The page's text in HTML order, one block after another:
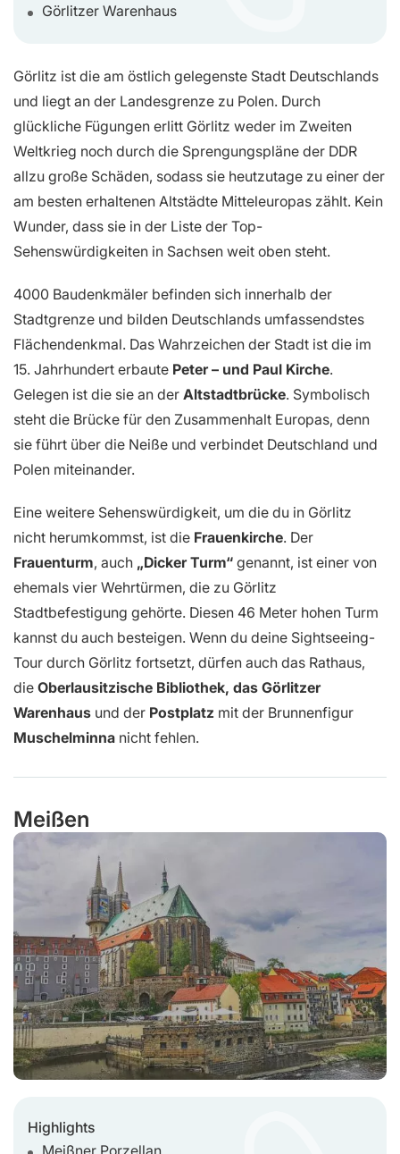
Görlitzer Warenhaus
Görlitz ist die am östlich gelegenste Stadt Deutschlands
und liegt an der Landesgrenze zu Polen. Durch
glückliche Fügungen erlitt Görlitz weder im Zweiten
Weltkrieg noch durch die Sprengungspläne der DDR
allzu große Schäden, sodass sie heutzutage zu einer der
am besten erhaltenen Altstädte Mitteleuropas zählt. Kein
Wunder, dass sie in der Liste der Top-
Sehenswürdigkeiten in Sachsen weit oben steht.
4000 Baudenkmäler befinden sich innerhalb der
Stadtgrenze und bilden Deutschlands umfassendstes
Flächendenkmal. Das Wahrzeichen der Stadt ist die im
15. Jahrhundert erbaute Peter – und Paul Kirche.
Gelegen ist die sie an der Altstadtbrücke. Symbolisch
steht die Brücke für den Zusammenhalt Europas, denn
sie führt über die Neiße und verbindet Deutschland und
Polen miteinander.
Eine weitere Sehenswürdigkeit, um die du in Görlitz
nicht herumkommst, ist die Frauenkirche. Der
Frauenturm, auch „Dicker Turm“ genannt, ist einer von
ehemals vier Wehrtürmen, die zu Görlitz
Stadtbefestigung gehörte. Diesen 46 Meter hohen Turm
kannst du auch besteigen. Wenn du deine Sightseeing-
Tour durch Görlitz fortsetzt, dürfen auch das Rathaus,
die Oberlausitzische Bibliothek, das Görlitzer
Warenhaus und der Postplatz mit der Brunnenfigur
Muschelminna nicht fehlen.
Meißen
Highlights
Meißner Porzellan